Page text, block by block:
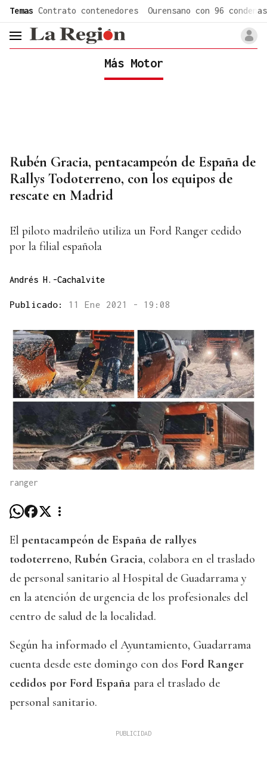
Temas Contrato contenedores Ourensano con 96 condenas
header.menu.open
Más Motor
Rubén Gracia, pentacampeón de España de
Rallys Todoterreno, con los equipos de
rescate en Madrid
El piloto madrileño utiliza un Ford Ranger cedido
por la filial española
Andrés H.-Cachalvite
Publicado: 11 Ene 2021 - 19:08
ranger
El pentacampeón de España de rallyes
todoterreno, Rubén Gracia, colabora en el traslado
de personal sanitario al Hospital de Guadarrama y
en la atención de urgencia de los profesionales del
centro de salud de la localidad.
Según ha informado el Ayuntamiento, Guadarrama
cuenta desde este domingo con dos Ford Ranger
cedidos por Ford España para el traslado de
personal sanitario.